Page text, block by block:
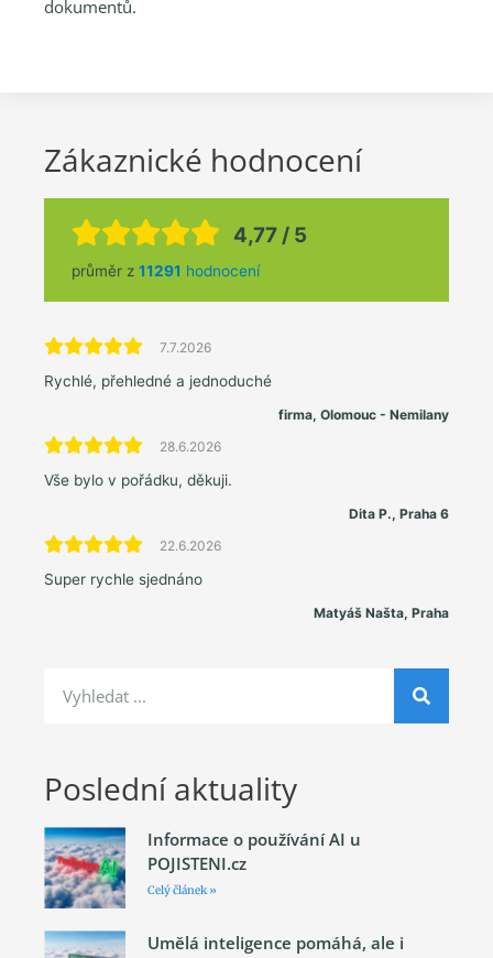
dokumentů.
Zákaznické hodnocení
4,77 / 5
průměr z 11291 hodnocení
7.7.2026
Rychlé, přehledné a jednoduché
firma, Olomouc - Nemilany
28.6.2026
Vše bylo v pořádku, děkuji.
Dita P., Praha 6
22.6.2026
Super rychle sjednáno
Matyáš Našta, Praha
Poslední aktuality
Informace o používání AI u
POJISTENI.cz
Celý článek »
Umělá inteligence pomáhá, ale i